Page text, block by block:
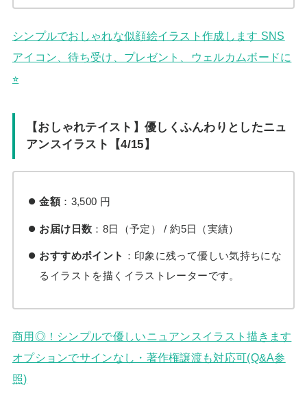
シンプルでおしゃれな似顔絵イラスト作成します SNS
アイコン、待ち受け、プレゼント、ウェルカムボードに
⭐︎
【おしゃれテイスト】優しくふんわりとしたニュ
アンスイラスト【4/15】
金額：3,500 円
お届け日数 ：8日（予定） / 約5日（実績）
おすすめポイント ：印象に残って優しい気持ちにな
るイラストを描くイラストレーターです。
商用◎！シンプルで優しいニュアンスイラスト描きます
オプションでサインなし・著作権譲渡も対応可(Q&A参
照)